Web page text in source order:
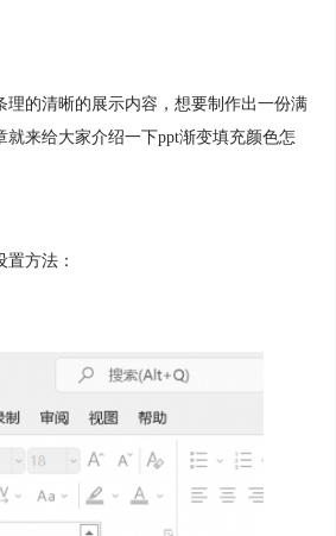
的清晰的展示内容，想要制作出一份满
来给大家介绍一下ppt渐变填充颜色怎
方法：